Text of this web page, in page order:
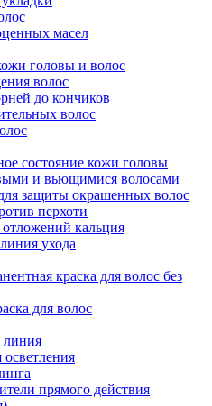
масел
головы и волос
волос
до кончиков
волос
состояние кожи головы
и вьющимися волосами
защиты окрашенных волос
перхоти
кальция
ухода
краска для волос без
для волос
линия
прямого действия